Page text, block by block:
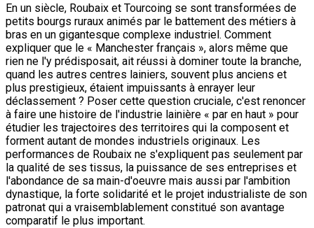
En un siècle, Roubaix et Tourcoing se sont transformées de
petits bourgs ruraux animés par le battement des métiers à
bras en un gigantesque complexe industriel. Comment
expliquer que le « Manchester français », alors même que
rien ne l'y prédisposait, ait réussi à dominer toute la branche,
quand les autres centres lainiers, souvent plus anciens et
plus prestigieux, étaient impuissants à enrayer leur
déclassement ? Poser cette question cruciale, c'est renoncer
à faire une histoire de l'industrie lainière « par en haut » pour
étudier les trajectoires des territoires qui la composent et
forment autant de mondes industriels originaux. Les
performances de Roubaix ne s'expliquent pas seulement par
la qualité de ses tissus, la puissance de ses entreprises et
l'abondance de sa main-d'oeuvre mais aussi par l'ambition
dynastique, la forte solidarité et le projet industrialiste de son
patronat qui a vraisemblablement constitué son avantage
comparatif le plus important.